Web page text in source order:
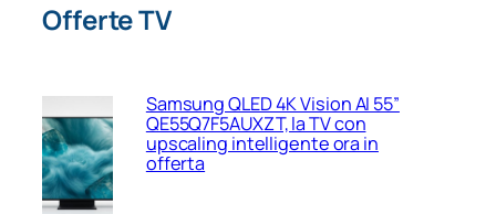
Offerte TV
Samsung QLED 4K Vision AI 55”
QE55Q7F5AUXZT, la TV con
upscaling intelligente ora in
offerta